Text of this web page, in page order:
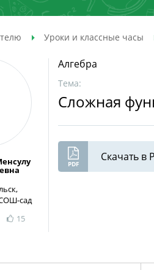
Уроки и классные часы
сад
15
Алгебра
Тема:
Сложная
Скачать в